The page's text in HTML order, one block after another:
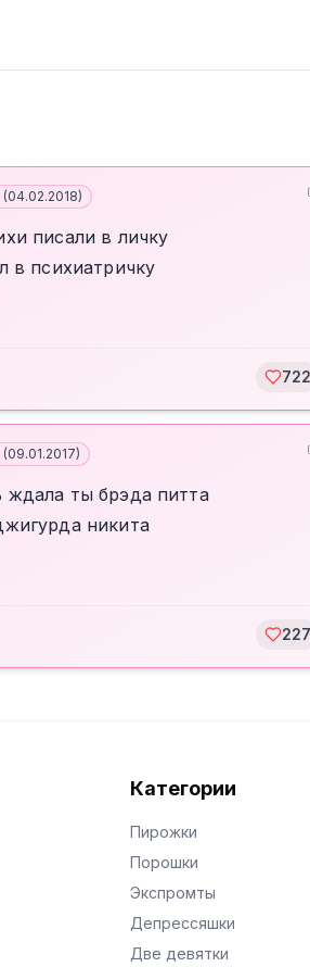
(04.02.2018)
писали в личку
в психиатричку
722
(09.01.2017)
ты брэда питта
никита
227
Категории
Пирожки
Порошки
Экспромты
Депрессяшки
Две девятки